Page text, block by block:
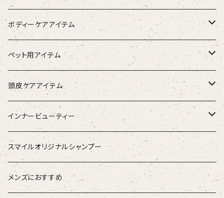
シャンプー
トリートメント（インバス）
トリートメント（アウトバス）
スタイリング器具
ストレートアイロン
ブラシ
スタイリング剤
ETORAS エトラス
ボディーケアアイテム
除毛クリーム
化粧水
ペット用アイテム
ワンちゃん用
ブラシ
頭皮ケアアイテム
強髪
nine
スキャルプブラシ
インナービューティー
青粒
海活潤
スマイルオリジナルシャンプー
メンズにおすすめ